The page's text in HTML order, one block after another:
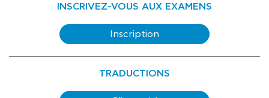
INSCRIVEZ-VOUS AUX EXAMENS
Inscription
TRADUCTIONS